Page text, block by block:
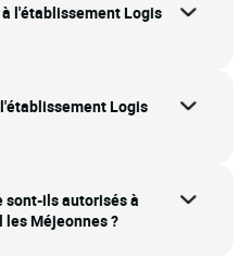
l'établissement Logis
Logis
sont-ils autorisés à
Méjeonnes ?